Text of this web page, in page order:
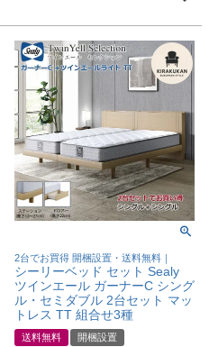
2台でお買得 開梱設置・送料無料｜
シーリーベッド セット Sealy
ツインエール ガーナーC シング
ル・セミダブル 2台セット マッ
トレス TT 組合せ3種
送料無料 開梱設置